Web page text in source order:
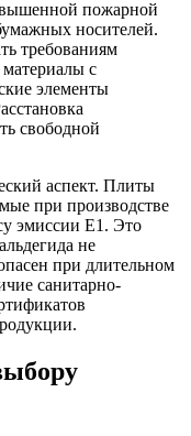
пожарной
носителей.
требованиям
с
элементы
свободной
аспект. Плиты
при производстве
эмиссии Е1. Это
не
при длительном
санитарно-